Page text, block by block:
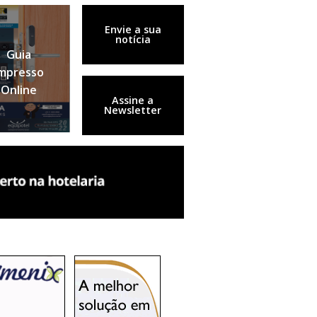
Guia
Online
Envie a sua
notícia
Assine a
Newsletter